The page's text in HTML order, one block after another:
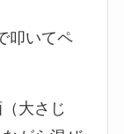
叩いてペ
大さじ